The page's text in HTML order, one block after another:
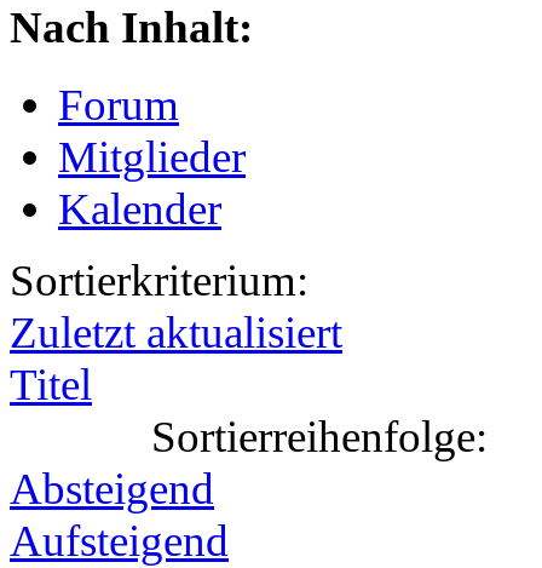
Nach Inhalt:
Forum
Mitglieder
Kalender
Sortierkriterium:
Zuletzt aktualisiert
Titel
Sortierreihenfolge:
Absteigend
Aufsteigend